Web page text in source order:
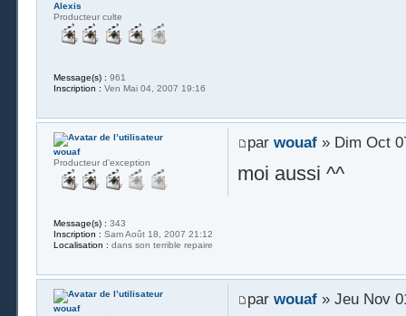
Alexis
Producteur culte
Message(s) : 961
Inscription : Ven Mai 04, 2007 19:16
par wouaf» Dim Oct
moi aussi ^^
wouaf
Producteur d'exception
Message(s) : 343
Inscription : Sam Août 18, 2007 21:12
Localisation : dans son terrible repaire
par wouaf» Jeu Nov
wouaf